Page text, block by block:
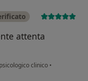
attenta
clinico •